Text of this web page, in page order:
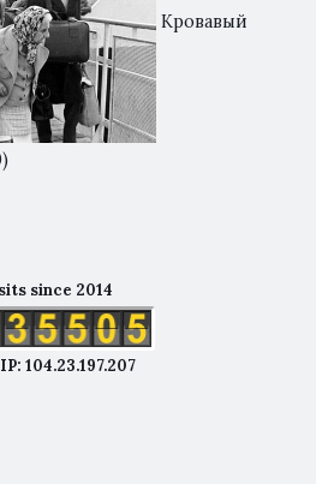
Кровавый
since 2014
104.23.197.207